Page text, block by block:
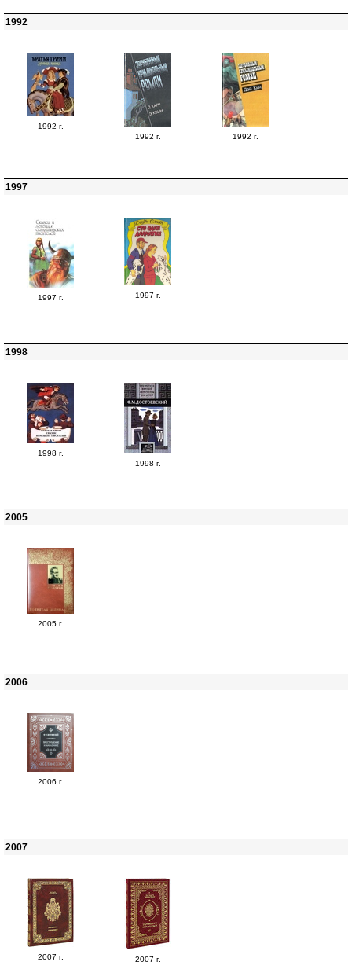
1992
1992 г.
1992 г.
1992 г.
1997
1997 г. 1997 г.
1998
1998 г.
1998 г.
2005
2005 г.
2006
2006 г.
2007
2007 г. 2007 г.